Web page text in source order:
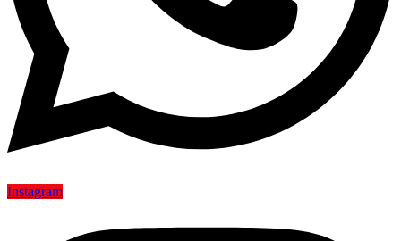
Instagram